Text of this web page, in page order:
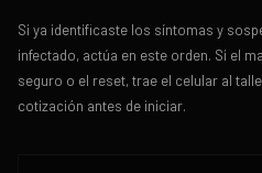
Si ya identificaste los síntomas y
infectado, actúa en este orden. Si el
seguro o el reset, trae el celular al
cotización antes de iniciar.